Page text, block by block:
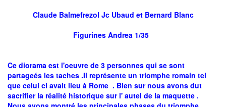
Claude Balmefrezol Jc Ubaud et Bernard Blanc
Figurines Andrea 1/35
Ce diorama est l'oeuvre de 3 personnes qui se sont
partageés les taches .Il représente un triomphe romain tel
que celui ci avait lieu à Rome . Bien sur nous avons dut
sacrifier la réalité historique sur l' autel de la maquette .